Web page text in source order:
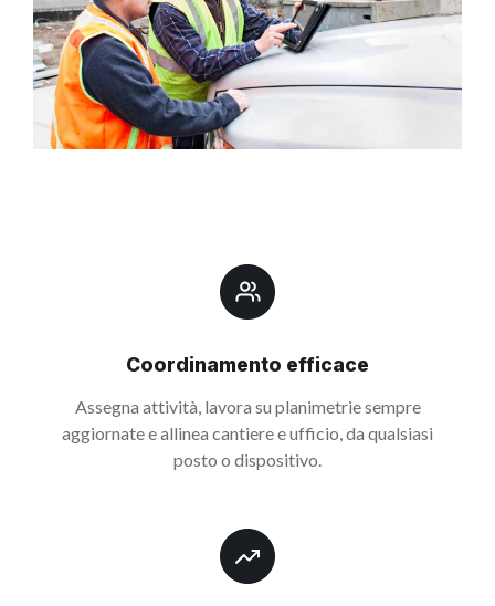
Coordinamento efficace
Assegna attività, lavora su planimetrie sempre
aggiornate e allinea cantiere e ufficio, da qualsiasi
posto o dispositivo.